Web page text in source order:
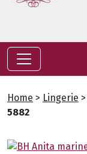
Home > Lingerie >
5882